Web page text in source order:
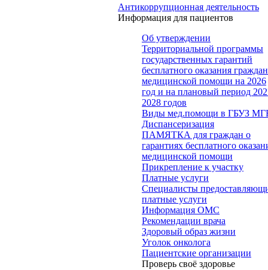
Антикоррупционная деятельность
Информация для пациентов
Об утверждении
Территориальной программы
государственных гарантий
бесплатного оказания
медицинской помощи на 2026
год и на плановый период
2028 годов
Виды мед.помощи в ГБУЗ
Диспансеризация
ПАМЯТКА для граждан о
гарантиях бесплатного
медицинской помощи
Прикрепление к участку
Платные услуги
Специалисты
платные услуги
Информация ОМС
Рекомендации врача
Здоровый образ жизни
Уголок онколога
Пациентские организации
Проверь своё здоровье